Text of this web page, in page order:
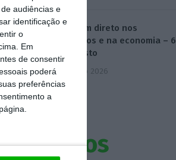
audiências e
identificação e
o
Em
de consentir
poderá
preferências
a
O dia em direto nos
mercados e na economia – 6
de agosto
6 Agosto 2026
Eventos